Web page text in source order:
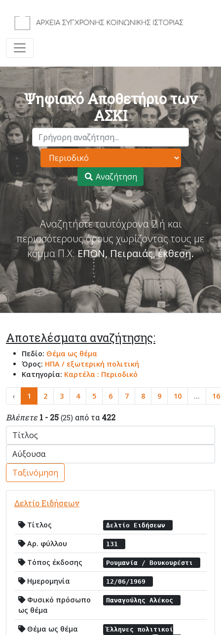
Ψηφιακό Αποθετήριο των
ΑΣΚΙ
Αναζήτηση
Αναζητήστε ταυτόχρονα 2 ή και
περισσότερους όρους χωρίζοντας τους με
κόμμα Π.Χ: ΕΠΟΝ, Πειραιάς, έκθεση.
Αποτελέσματα αναζήτησης:
Πεδίο: Θέμα ως θέμα
Όρος: ΗΠΑ / εξωτερική πολιτική
Κατηγορία: Καρτέλα : Περιοδικό
‹ 1 2 3 4 5 6 7 8 9 10 ... 16
Βλέπετε 1 - 25 (25) από τα 422
Ταξινόμηση
Δελτίο Ειδήσεων
Τίτλος Δελτίο Ειδήσεων
Αρ. φύλλου 131
Τόπος έκδοσης Ρουμανία / Βουκουρέστι
Ημερομηνία 12/06/1969
Φυσικό πρόσωπο
ως θέμα
Παναγούλης Αλέκος
Θέμα ως θέμα
Έλληνες πολιτικοί